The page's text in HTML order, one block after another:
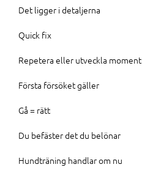
Det ligger i detaljerna
Quick fix
Repetera eller utveckla moment
Första försöket gäller
Gå = rätt
Du befäster det du belönar
Hundträning handlar om nu